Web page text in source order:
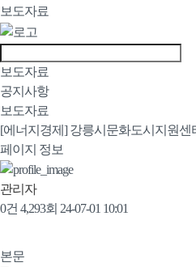
보도자료
보도자료
공지사항
보도자료
[에너지경제] 강릉시문화도시지원센
페이지 정보
관리자
0건 4,293회 24-07-01 10:01
본문